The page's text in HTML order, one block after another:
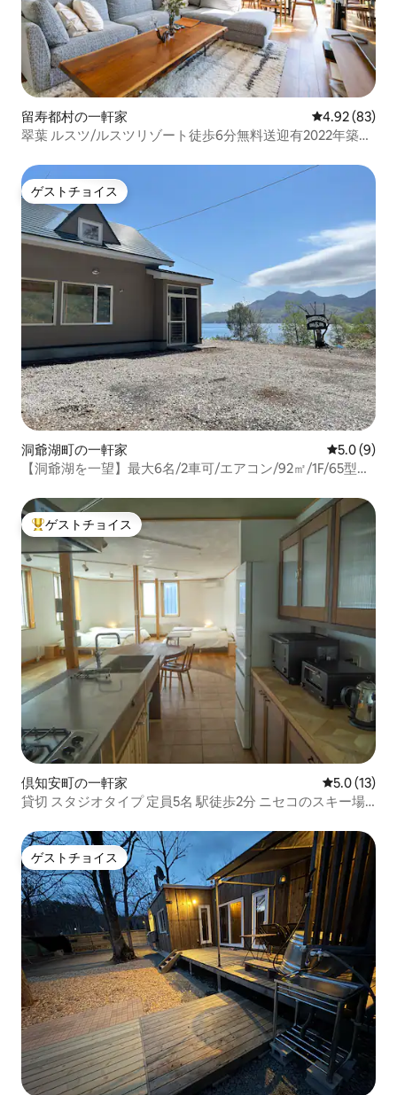
留寿都村の一軒家 レビュー83
4.92 (83)
翠葉 ルスツ/ルスツリゾート徒歩6分無料送迎有2022年築4
ゲストチョイス
ゲストチョイス
洞爺湖町の一軒家 レビュー9
5.0 (9)
【洞爺湖を一望】最大6名/2車可/エアコン/92㎡/1F/65型
大好評のゲストチョイスです。
ゲストチョイス
倶知安町の一軒家 レビュー13
5.0 (13)
貸切 スタジオタイプ 定員5名 駅徒歩2分 ニセコのスキー場
ゲストチョイス
ゲストチョイス